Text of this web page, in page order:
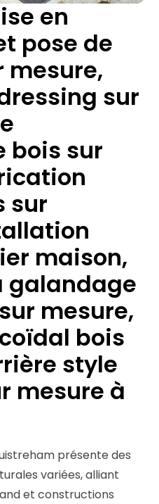
en
pose de
mesure,
sur
bois sur
sur
maison,
galandage
mesure,
bois
style
mesure à
présente des
variées, alliant
et constructions